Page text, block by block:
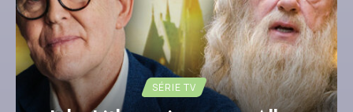
SÉRIE TV